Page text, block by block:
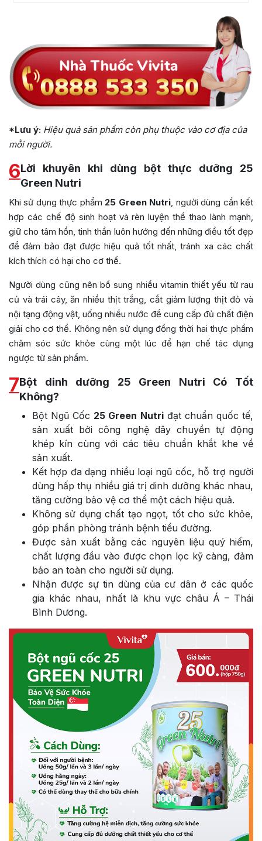
*Lưu ý: Hiệu quả sản phẩm còn phụ thuộc vào cơ địa của
mỗi người.
6Lời khuyên khi dùng bột thực dưỡng 25
Green Nutri
Khi sử dụng thực phẩm 25 Green Nutri, người dùng cần kết
hợp các chế độ sinh hoạt và rèn luyện thể thao lành mạnh,
giữ cho tâm hồn, tinh thần luôn hướng đến những điều tốt đẹp
để đảm bảo đạt được hiệu quả tốt nhất, tránh xa các chất
kích thích có hại cho cơ thể.
Người dùng cũng nên bổ sung nhiều vitamin thiết yếu từ rau
củ và trái cây, ăn nhiều thịt trắng, cắt giảm lượng thịt đỏ và
nội tạng động vật, uống nhiều nước để cung cấp đủ chất điện
giải cho cơ thể. Không nên sử dụng đồng thời hai thực phẩm
chăm sóc sức khỏe cùng một lúc để hạn chế tác dụng
ngược từ sản phẩm.
7Bột dinh dưỡng 25 Green Nutri Có Tốt
Không?
Bột Ngũ Cốc 25 Green Nutriđạt chuẩn quốc tế,
sản xuất bởi công nghệ dây chuyền tự động
khép kín cùng với các tiêu chuẩn khắt khe về
sản xuất.
Kết hợp đa dạng nhiều loại ngũ cốc, hỗ trợ người
dùng hấp thụ nhiều giá trị dinh dưỡng khác nhau,
tăng cường bảo vệ cơ thể một cách hiệu quả.
Không sử dụng chất tạo ngọt, tốt cho sức khỏe,
góp phần phòng tránh bệnh tiểu đường.
Được sản xuất bằng các nguyên liệu quý hiếm,
chất lượng đầu vào được chọn lọc kỹ càng, đảm
bảo an toàn cho người sử dụng.
Nhận được sự tin dùng của cư dân ở các quốc
gia khác nhau, nhất là khu vực châu Á – Thái
Bình Dương.